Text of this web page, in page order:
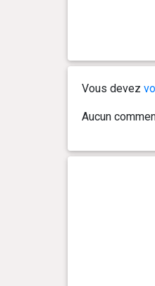
Vous devez
Aucun